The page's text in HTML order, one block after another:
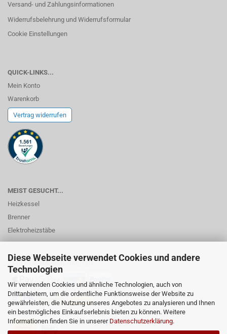
Diese Webseite verwendet Cookies und andere
Technologien
Wir verwenden Cookies und ähnliche Technologien, auch von
Drittanbietern, um die ordentliche Funktionsweise der Website zu
gewährleisten, die Nutzung unseres Angebotes zu analysieren und Ihnen
ein bestmögliches Einkaufserlebnis bieten zu können. Weitere
Informationen finden Sie in unserer Datenschutzerklärung.
Versand- und Zahlungsinformationen
Widerrufsbelehrung und Widerrufsformular
Cookie Einstellungen
QUICK-LINKS...
Mein Konto
Warenkorb
Vertrag widerrufen
MEIST GESUCHT...
Heizkessel
Brenner
Elektroheizstäbe
ZAHLUNGSMÖGLICHKEITEN...